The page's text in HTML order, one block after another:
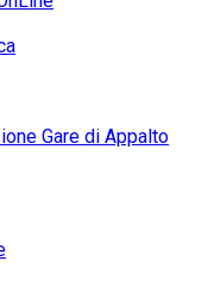
Gare di Appalto